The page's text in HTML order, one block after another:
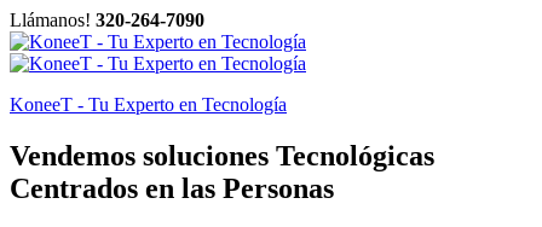
Llámanos! 320-264-7090
KoneeT - Tu Experto en Tecnología
Vendemos soluciones Tecnológicas
Centrados en las Personas